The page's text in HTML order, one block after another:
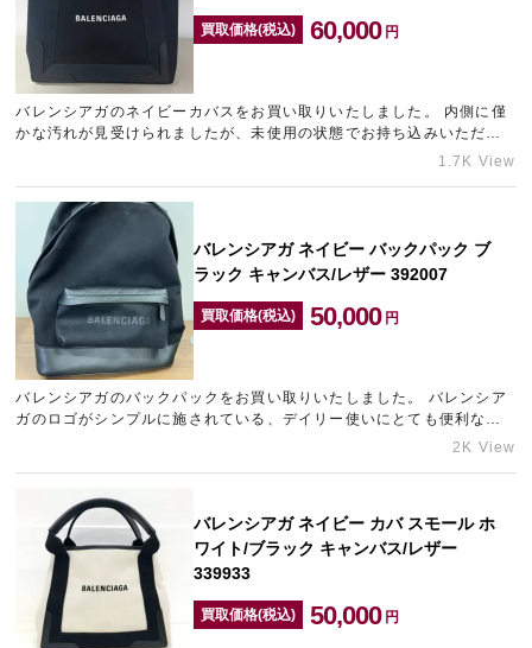
宅配買取を申し込む
無料の宅配キットをお届けします
買取価格(税込) 60,000 円
バレンシアガのネイビーカバスをお買い取りいたしました。 内側に僅
かな汚れが見受けられましたが、未使用の状態でお持ち込みいただき
ましたので、精一杯の金額でお買い取りさせていただきました。 …
1.7K View
バレンシアガ ネイビー バックパック ブ
ラック キャンバス/レザー 392007
買取価格(税込) 50,000 円
バレンシアガのバックパックをお買い取りいたしました。 バレンシア
ガのロゴがシンプルに施されている、デイリー使いにとても便利な需
要の多いのバックパックです。 こちらはご使用感はありました…2K View
バレンシアガ ネイビー カバ スモール ホ
ワイト/ブラック キャンバス/レザー
339933
買取価格(税込) 50,000 円